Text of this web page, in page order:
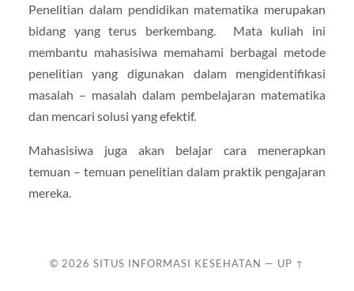
Penelitian dalam pendidikan matematika merupakan
bidang yang terus berkembang. Mata kuliah ini
membantu mahasisiwa memahami berbagai metode
penelitian yang digunakan dalam mengidentifikasi
masalah – masalah dalam pembelajaran matematika
dan mencari solusi yang efektif.
Mahasisiwa juga akan belajar cara menerapkan
temuan – temuan penelitian dalam praktik pengajaran
mereka.
© 2026 SITUS INFORMASI KESEHATAN — UP ↑